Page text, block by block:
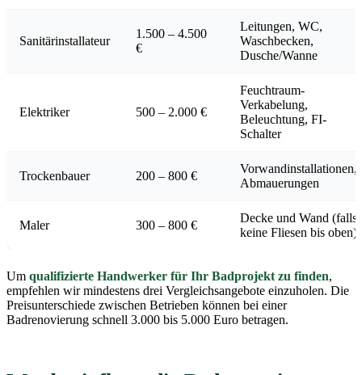
Sanitärinstallateur
1.500 – 4.500
€
Leitungen, WC,
Waschbecken,
Dusche/Wanne
Elektriker 500 – 2.000 €
Feuchtraum-
Verkabelung,
Beleuchtung, FI-
Schalter
Trockenbauer 200 – 800 €
Vorwandinstallationen,
Abmauerungen
Maler 300 – 800 €
Decke und Wand (falls
keine Fliesen bis oben)
Um qualifizierte Handwerker für Ihr Badprojekt zu finden,
empfehlen wir mindestens drei Vergleichsangebote einzuholen. Die
Preisunterschiede zwischen Betrieben können bei einer
Badrenovierung schnell 3.000 bis 5.000 Euro betragen.